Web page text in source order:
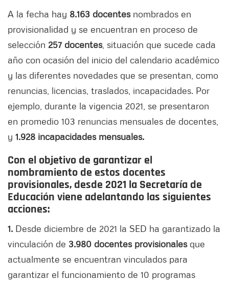
A la fecha hay 8.163 docentes nombrados en
provisionalidad y se encuentran en proceso de
selección 257 docentes, situación que sucede cada
año con ocasión del inicio del calendario académico
y las diferentes novedades que se presentan, como
renuncias, licencias, traslados, incapacidades. Por
ejemplo, durante la vigencia 2021, se presentaron
en promedio 103 renuncias mensuales de docentes,
y 1.928 incapacidades mensuales.
Con el objetivo de garantizar el
nombramiento de estos docentes
provisionales, desde 2021 la Secretaría de
Educación viene adelantando las siguientes
acciones:
1. Desde diciembre de 2021 la SED ha garantizado la
vinculación de 3.980 docentes provisionalesque
actualmente se encuentran vinculados para
garantizar el funcionamiento de 10 programas